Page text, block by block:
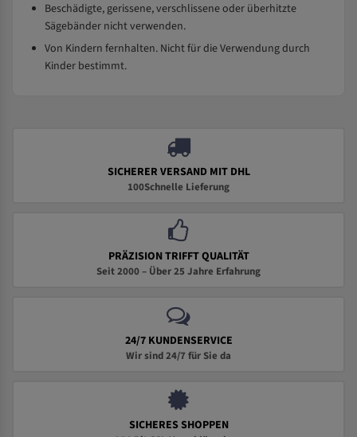
Beschädigte, gerissene, verschlissene oder überhitzte
Sägebänder nicht verwenden.
Von Kindern fernhalten. Nicht für die Verwendung durch
Kinder bestimmt.
SICHERER VERSAND MIT DHL
100Schnelle Lieferung
PRÄZISION TRIFFT QUALITÄT
Seit 2000 – Über 25 Jahre Erfahrung
24/7 KUNDENSERVICE
Wir sind 24/7 für Sie da
SICHERES SHOPPEN